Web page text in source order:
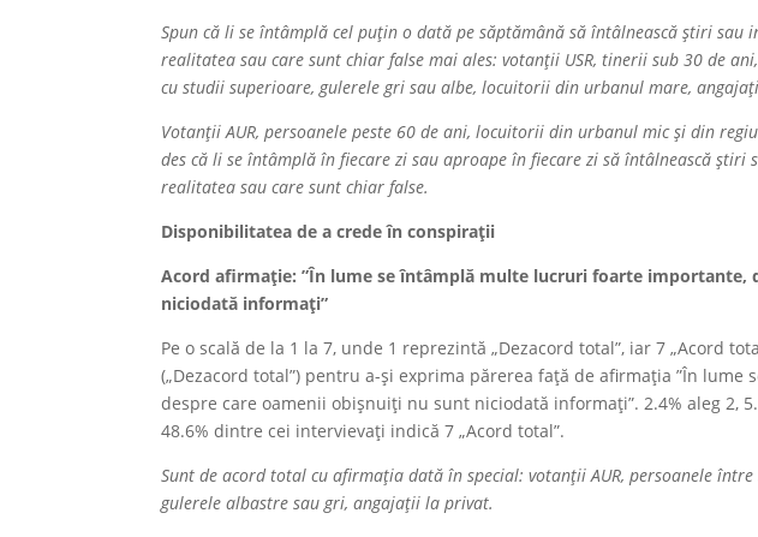
Spun că li se întâmplă cel puțin o dată pe săptămână să întâlnească știri sau
realitatea sau care sunt chiar false mai ales: votanții USR, tinerii sub 30 de
cu studii superioare, gulerele gri sau albe, locuitorii din urbanul mare,
Votanții AUR, persoanele peste 60 de ani, locuitorii din urbanul mic și din
des că li se întâmplă în fiecare zi sau aproape în fiecare zi să întâlnească
realitatea sau care sunt chiar false.
Disponibilitatea de a crede în conspirații
Acord afirmație:”În lume se întâmplă multe lucruri foarte importante,
niciodată informați”
Pe o scală de la 1 la 7, unde 1 reprezintă „Dezacord total”, iar 7 „Acord
(„Dezacord total”) pentru a-și exprima părerea față de afirmația ”În
despre care oamenii obișnuiți nu sunt niciodată informați”. 2.4% aleg 2,
48.6% dintre cei intervievați indică 7 „Acord total”.
Sunt de acord total cu afirmația dată în special: votanții AUR, persoanele
gulerele albastre sau gri, angajații la privat.